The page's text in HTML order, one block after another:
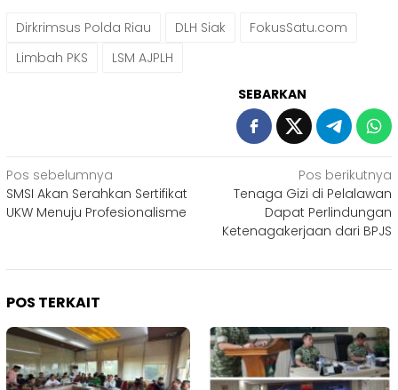
Dirkrimsus Polda Riau DLH Siak
FokusSatu.com
Limbah PKS
LSM AJPLH
SEBARKAN
Navigasi
pos
Pos sebelumnya
SMSI Akan Serahkan Sertifikat
UKW Menuju Profesionalisme
Pos berikutnya
Tenaga Gizi di Pelalawan
Dapat Perlindungan
Ketenagakerjaan dari BPJS
POS TERKAIT